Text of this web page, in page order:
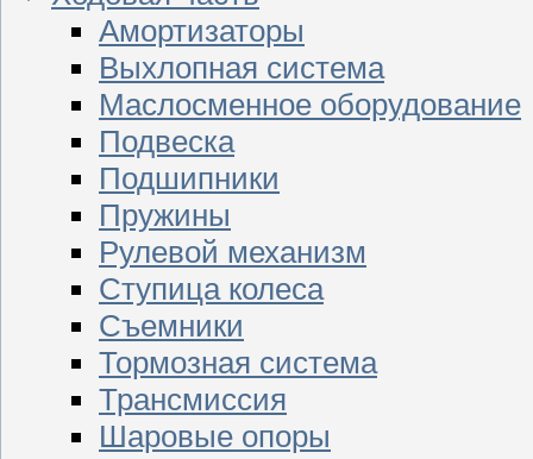
Амортизаторы
Выхлопная система
Маслосменное оборудование
Подвеска
Подшипники
Пружины
Рулевой механизм
Ступица колеса
Съемники
Тормозная система
Трансмиссия
Шаровые опоры